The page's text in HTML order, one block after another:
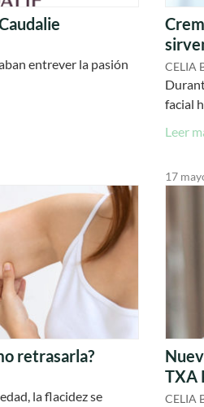
entrever la pasión
CELIA
facial
Leer
retrasarla?
la flacidez se
17
TXA
CELIA